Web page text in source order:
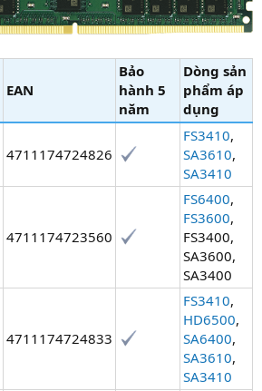
EAN​
Bảo
hành 5
năm​
Dòng sản
phẩm áp
dụng​
4711174724826
FS3410,
SA3610,
SA3410
4711174723560
FS6400,
FS3600,
FS3400,
SA3600,
SA3400
4711174724833
FS3410,
HD6500,
SA6400,
SA3610,
SA3410